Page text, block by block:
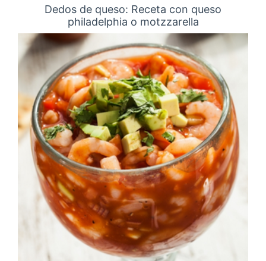
Dedos de queso: Receta con queso
philadelphia o motzzarella